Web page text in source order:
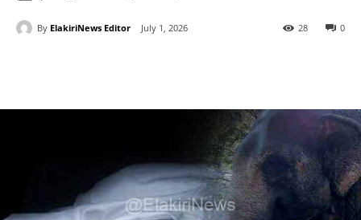
By ElakiriNews Editor July 1, 2026 0
28